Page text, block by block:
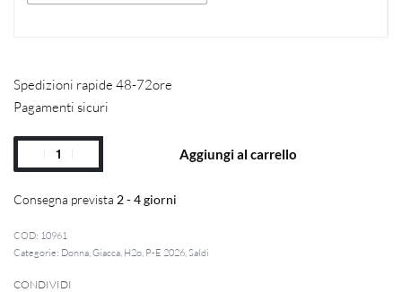
Spedizioni rapide 48-72ore
Pagamenti sicuri
Aggiungi al carrello
Consegna prevista 2 - 4 giorni
10961
Categorie: Donna Giacca H2o P-E 2026 Saldi
CONDIVIDI